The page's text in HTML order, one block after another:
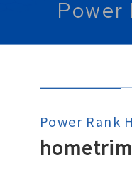
Power
Power Rank